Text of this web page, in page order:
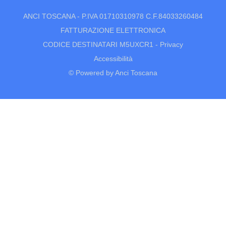
ANCI TOSCANA - P.IVA 01710310978 C.F.84033260484
FATTURAZIONE ELETTRONICA
CODICE DESTINATARI M5UXCR1 - Privacy
Accessibilità
© Powered by Anci Toscana